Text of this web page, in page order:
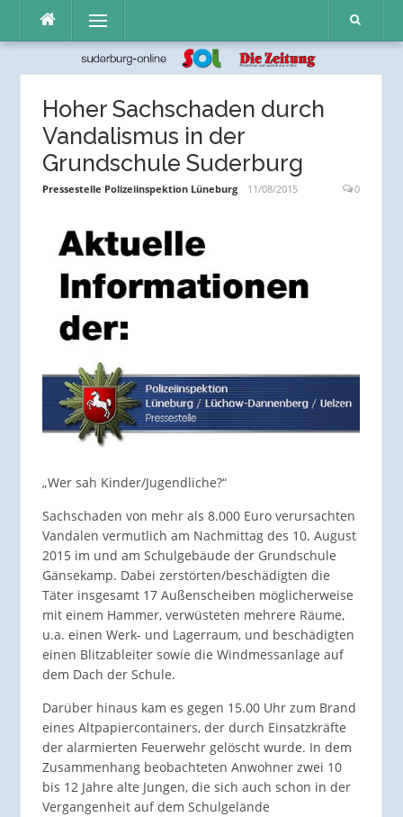
Inhalt
Menü
Hoher Sachschaden durch
Vandalismus in der
Grundschule Suderburg
Pressestelle Polizeiinspektion Lüneburg 11/08/2015 0
„Wer sah Kinder/Jugendliche?“
Sachschaden von mehr als 8.000 Euro verursachten
Vandalen vermutlich am Nachmittag des 10. August
2015 im und am Schulgebäude der Grundschule
Gänsekamp. Dabei zerstörten/beschädigten die
Täter insgesamt 17 Außenscheiben möglicherweise
mit einem Hammer, verwüsteten mehrere Räume,
u.a. einen Werk- und Lagerraum, und beschädigten
einen Blitzableiter sowie die Windmessanlage auf
dem Dach der Schule.
Darüber hinaus kam es gegen 15.00 Uhr zum Brand
eines Altpapiercontainers, der durch Einsatzkräfte
der alarmierten Feuerwehr gelöscht wurde. In dem
Zusammenhang beobachteten Anwohner zwei 10
bis 12 Jahre alte Jungen, die sich auch schon in der
Vergangenheit auf dem Schulgelände